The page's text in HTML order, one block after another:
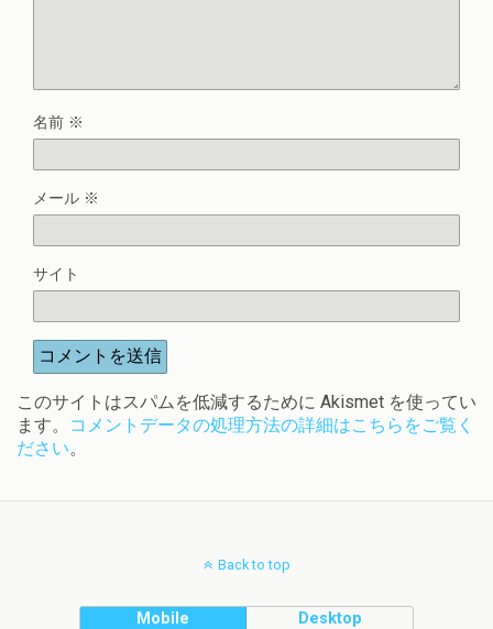
名前 ※
メール ※
サイト
このサイトはスパムを低減するために Akismet を使ってい
ます。
コメントデータの処理方法の詳細はこちらをご覧く
ださい。
Back to top
Mobile Desktop